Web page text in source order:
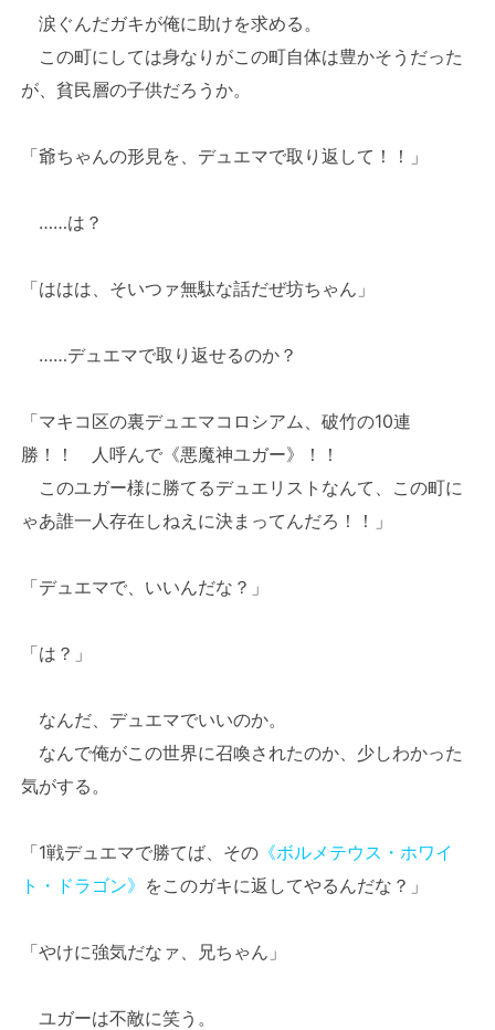
涙ぐんだガキが俺に助けを求める。
この町にしては身なりがこの町自体は豊かそうだった
が、貧民層の子供だろうか。
「爺ちゃんの形見を、デュエマで取り返して！！」
……は？
「ははは、そいつァ無駄な話だぜ坊ちゃん」
……デュエマで取り返せるのか？
「マキコ区の裏デュエマコロシアム、破竹の10連
勝！！ 人呼んで《悪魔神ユガー》！！
このユガー様に勝てるデュエリストなんて、この町に
ゃあ誰一人存在しねえに決まってんだろ！！」
「デュエマで、いいんだな？」
「は？」
なんだ、デュエマでいいのか。
なんで俺がこの世界に召喚されたのか、少しわかった
気がする。
「1戦デュエマで勝てば、その 《ボルメテウス・ホワイ
ト・ドラゴン》 をこのガキに返してやるんだな？」
「やけに強気だなァ、兄ちゃん」
ユガーは不敵に笑う。